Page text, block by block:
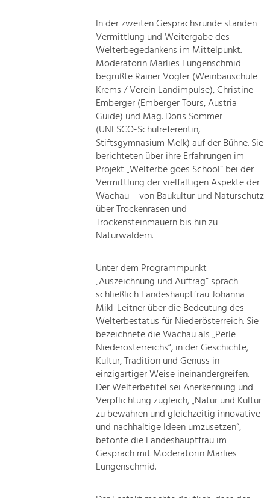
In der zweiten Gesprächsrunde standen
Vermittlung und Weitergabe des
Welterbegedankens im Mittelpunkt.
Moderatorin Marlies Lungenschmid
begrüßte Rainer Vogler (Weinbauschule
Krems / Verein Landimpulse), Christine
Emberger (Emberger Tours, Austria
Guide) und Mag. Doris Sommer
(UNESCO-Schulreferentin,
Stiftsgymnasium Melk) auf der Bühne. Sie
berichteten über ihre Erfahrungen im
Projekt „Welterbe goes School“ bei der
Vermittlung der vielfältigen Aspekte der
Wachau – von Baukultur und Naturschutz
über Trockenrasen und
Trockensteinmauern bis hin zu
Naturwäldern.
Unter dem Programmpunkt
„Auszeichnung und Auftrag“ sprach
schließlich Landeshauptfrau Johanna
Mikl-Leitner über die Bedeutung des
Welterbestatus für Niederösterreich. Sie
bezeichnete die Wachau als „Perle
Niederösterreichs“, in der Geschichte,
Kultur, Tradition und Genuss in
einzigartiger Weise ineinandergreifen.
Der Welterbetitel sei Anerkennung und
Verpflichtung zugleich, „Natur und Kultur
zu bewahren und gleichzeitig innovative
und nachhaltige Ideen umzusetzen“,
betonte die Landeshauptfrau im
Gespräch mit Moderatorin Marlies
Lungenschmid.